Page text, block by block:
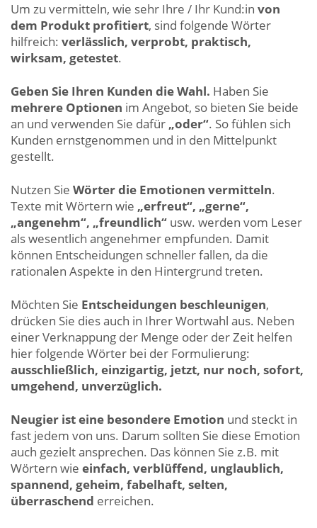
Um zu vermitteln, wie sehr Ihre / Ihr Kund:in von
dem Produkt profitiert, sind folgende Wörter
hilfreich: verlässlich, verprobt, praktisch,
wirksam, getestet.
Geben Sie Ihren Kunden die Wahl. Haben Sie
mehrere Optionen im Angebot, so bieten Sie beide
an und verwenden Sie dafür „oder“. So fühlen sich
Kunden ernstgenommen und in den Mittelpunkt
gestellt.
Nutzen Sie Wörter die Emotionen vermitteln.
Texte mit Wörtern wie „erfreut“, „gerne“,
„angenehm“, „freundlich“ usw. werden vom Leser
als wesentlich angenehmer empfunden. Damit
können Entscheidungen schneller fallen, da die
rationalen Aspekte in den Hintergrund treten.
Möchten Sie Entscheidungen beschleunigen,
drücken Sie dies auch in Ihrer Wortwahl aus. Neben
einer Verknappung der Menge oder der Zeit helfen
hier folgende Wörter bei der Formulierung:
ausschließlich, einzigartig, jetzt, nur noch, sofort,
umgehend, unverzüglich.
Neugier ist eine besondere Emotion und steckt in
fast jedem von uns. Darum sollten Sie diese Emotion
auch gezielt ansprechen. Das können Sie z.B. mit
Wörtern wie einfach, verblüffend, unglaublich,
spannend, geheim, fabelhaft, selten,
überraschend erreichen.